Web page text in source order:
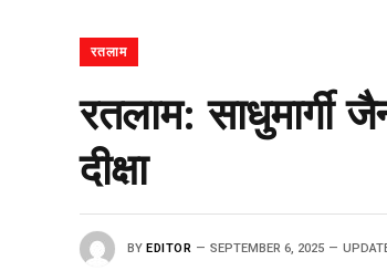
रतलाम
रतलाम: साधुमार्गी
दीक्षा
BY EDITOR SEPTEMBER 6, 2025